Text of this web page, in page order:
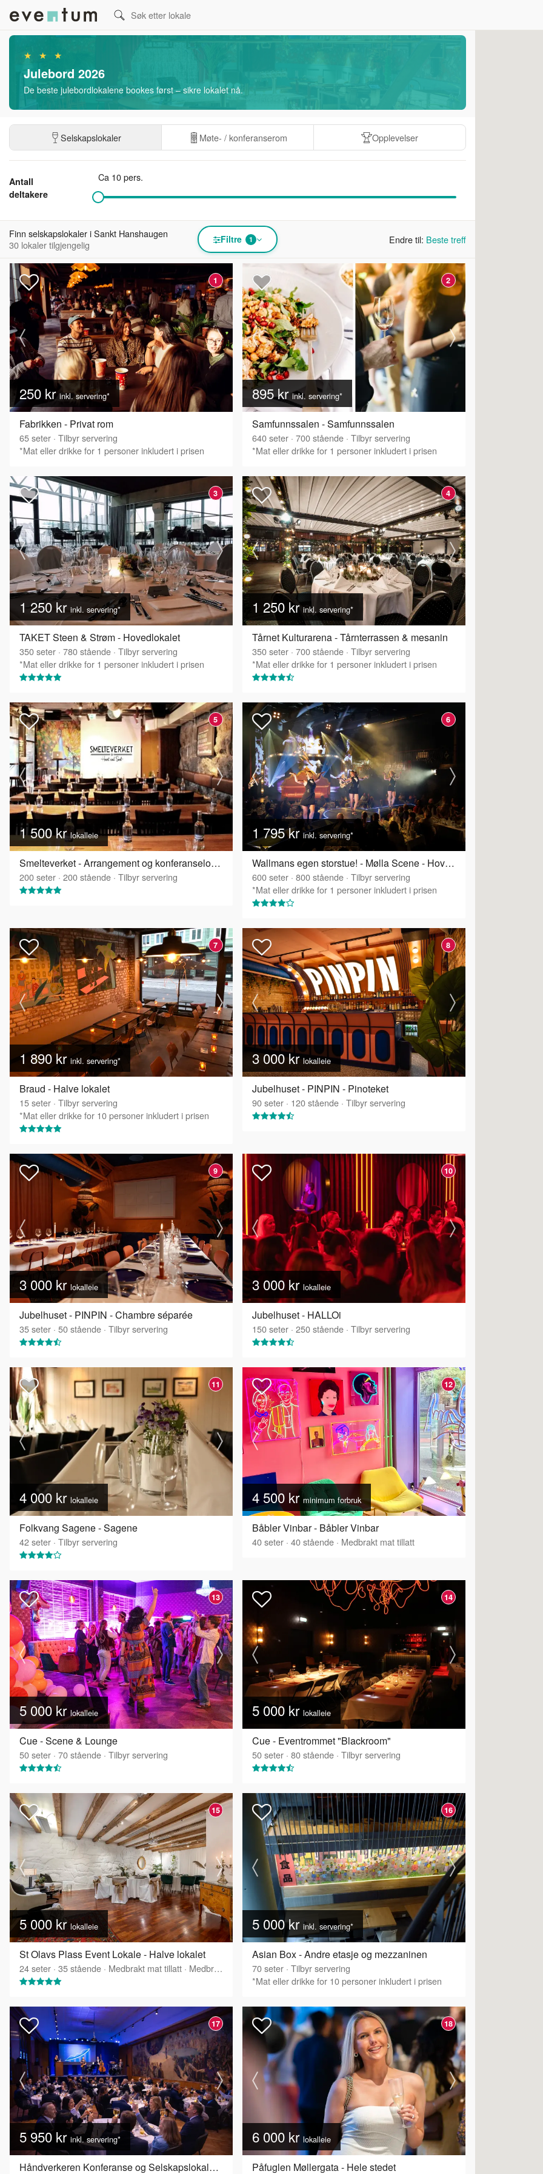
★ ★ ★
Julebord 2026
De beste julebordlokalene bookes først – sikre lokalet nå.
Selskapslokaler Møte- / konferanserom Opplevelser
Antall
deltakere
Ca 10 pers.
Finn selskapslokaler i Sankt Hanshaugen
30 lokaler tilgjengelig
Filtre 1 Endre til: Beste treff
1
250 krinkl. servering*
Fabrikken - Privat rom
65seter · Tilbyr servering
*Mat eller drikke for 1 personer inkludert i prisen
2
895 kr inkl. servering*
Samfunnssalen - Samfunnssalen
640seter · 700stående · Tilbyr servering
*Mat eller drikke for 1 personer inkludert i prisen
3
1 250 kr inkl. servering*
TAKET Steen & Strøm - Hovedlokalet
350seter · 780stående · Tilbyr servering
*Mat eller drikke for 1 personer inkludert i prisen
4
1 250 krinkl. servering*
Tårnet Kulturarena - Tårnterrassen & mesanin
350seter · 700stående · Tilbyr servering
*Mat eller drikke for 1 personer inkludert i prisen
5
1 500 krlokalleie
Smelteverket - Arrangement og konferanselokale
200seter · 200stående · Tilbyr servering
6
1 795 kr inkl. servering*
Wallmans egen storstue! - Mølla Scene - Hovedsalen
600seter · 800stående · Tilbyr servering
*Mat eller drikke for 1 personer inkludert i prisen
7
1 890 kr inkl. servering*
Braud - Halve lokalet
15seter · Tilbyr servering
*Mat eller drikke for 10 personer inkludert i prisen
8
3 000 krlokalleie
Jubelhuset - PINPIN - Pinoteket
90seter · 120stående · Tilbyr servering
9
3 000 kr lokalleie
Jubelhuset - PINPIN - Chambre séparée
35seter · 50stående · Tilbyr servering
10
3 000 kr lokalleie
Jubelhuset - HALLOi
150seter · 250stående · Tilbyr servering
11
4 000 kr lokalleie
Folkvang Sagene - Sagene
42seter · Tilbyr servering
12
4 500 krminimum forbruk
Båbler Vinbar - Båbler Vinbar
40seter · 40stående · Medbrakt mat tillatt
13
5 000 kr lokalleie
Cue - Scene & Lounge
50seter · 70stående · Tilbyr servering
14
5 000 kr lokalleie
Cue - Eventrommet "Blackroom"
50seter · 80stående · Tilbyr servering
15
5 000 kr lokalleie
St Olavs Plass Event Lokale - Halve lokalet
24seter · 35stående · Medbrakt mat tillatt · Medbrakt drikke tillatt
16
5 000 kr inkl. servering*
Asian Box - Andre etasje og mezzaninen
70seter · Tilbyr servering
*Mat eller drikke for 10 personer inkludert i prisen
17
5 950 kr inkl. servering*
Håndverkeren Konferanse og Selskapslokaler - Festsalen
18
6 000 kr lokalleie
Påfuglen Møllergata - Hele stedet